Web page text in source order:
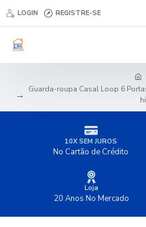
LOGIN REGISTRE-SE
Guarda-roupa Casal Loop 6
10X SEM JUROS
No Cartão de Crédito
Loja
20 Anos No Mercado